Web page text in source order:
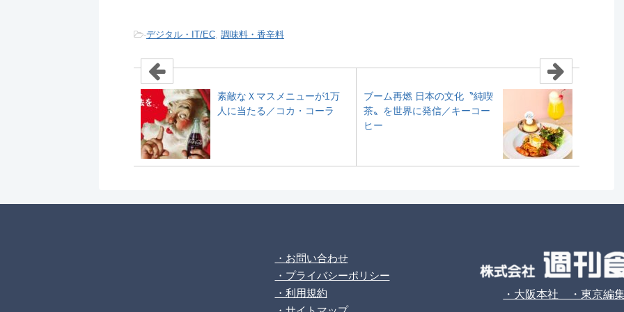
-デジタル・IT/EC, 調味料・香辛料
素敵なＸマスメニューが1万
人に当たる／コカ・コーラ
ブーム再燃 日本の文化〝純喫
茶〟を世界に発信／キーコー
ヒー
・お問い合わせ
・プライバシーポリシー
・利用規約
・大阪本社 ・東京編